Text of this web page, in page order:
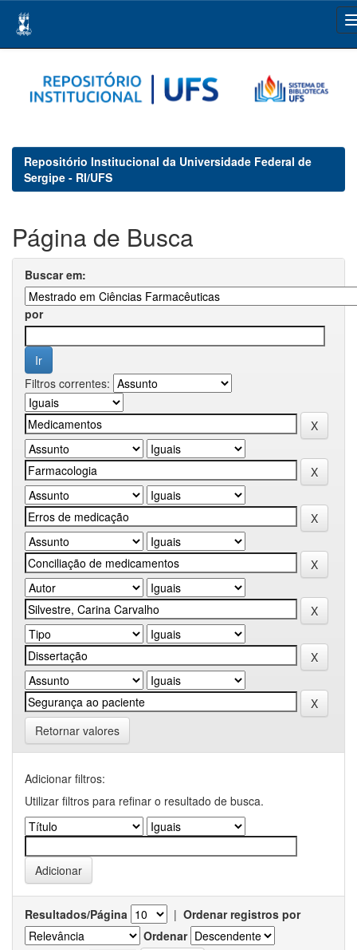
navigation
Repositório Institucional da Universidade Federal de
Sergipe - RI/UFS
Página de Busca
Buscar em:
por
Filtros correntes:
Retornar valores
Adicionar filtros:
Utilizar filtros para refinar o resultado de busca.
Resultados/Página | Ordenar registros por
Ordenar